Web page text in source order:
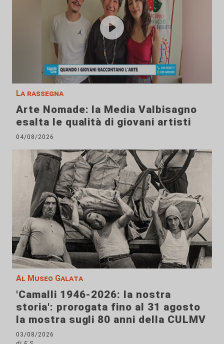
La rassegna
Arte Nomade: la Media Valbisagno
esalta le qualità di giovani artisti
04/08/2026
Al Museo Galata
'Camalli 1946-2026: la nostra
storia': prorogata fino al 31 agosto
la mostra sugli 80 anni della CULMV
03/08/2026